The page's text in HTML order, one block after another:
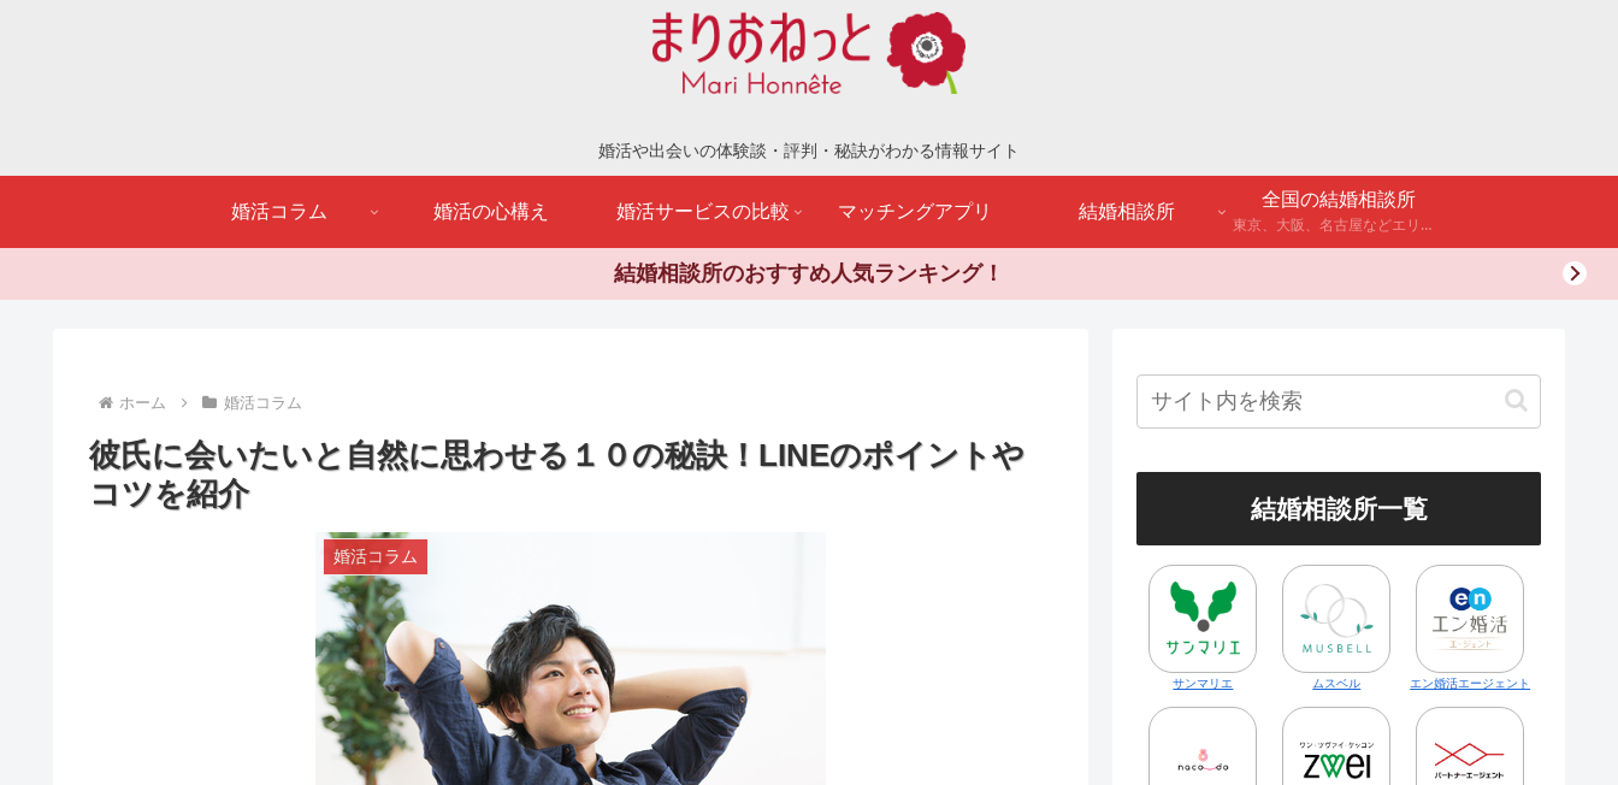
婚活や出会いの体験談・評判・秘訣がわかる情報サイト
婚活コラム 婚活の心構え 婚活サービスの比較 マッチングアプリ 結婚相談所
全国の結婚相談所
東京、大阪、名古屋などエリア別のアンケート調査や結婚相談所・婚活パーティーの体験談などを公開。
結婚相談所のおすすめ人気ランキング！
ホーム 婚活コラム
彼氏に会いたいと自然に思わせる１０の秘訣！LINEのポイントや
コツを紹介
婚活コラム
結婚相談所一覧
サンマリエ ムスベル エン婚活エージェント